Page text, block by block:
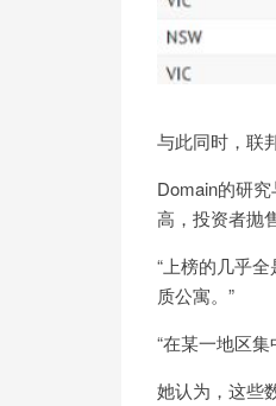
与此同时，联
Domain的研
高，投资者抛
“上榜的几乎
质公寓。”
“在某一地区
她认为，这些